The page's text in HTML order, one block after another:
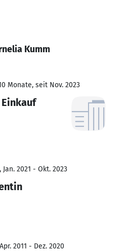
Kumm
Monate, seit Nov. 2023
2021 - Okt. 2023
2011 - Dez. 2020